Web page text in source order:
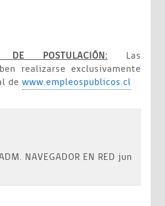
DE POSTULACIÓN:
Las
realizarse exclusivamente
de www.empleospublicos.cl
NAVEGADOR EN RED jun